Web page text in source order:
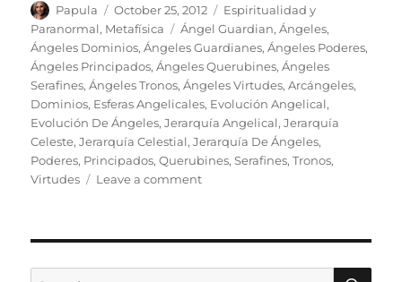
Author
Papula
Posted
on
October 25, 2012 Categories
Espiritualidad y
Paranormal, Metafísica Tags
Ángel Guardian,Ángeles,
Ángeles Dominios,Ángeles Guardianes,Ángeles Poderes,
Ángeles Principados,Ángeles Querubines,Ángeles
Serafines,Ángeles Tronos,Ángeles Virtudes,Arcángeles,
Dominios, Esferas Angelicales, Evolución Angelical,
Evolución De Ángeles,Jerarquía Angelical,Jerarquía
Celeste,Jerarquía Celestial,Jerarquía De Ángeles,
Poderes, Principados,Querubines,Serafines,Tronos,
Virtudes
Leave a commenton